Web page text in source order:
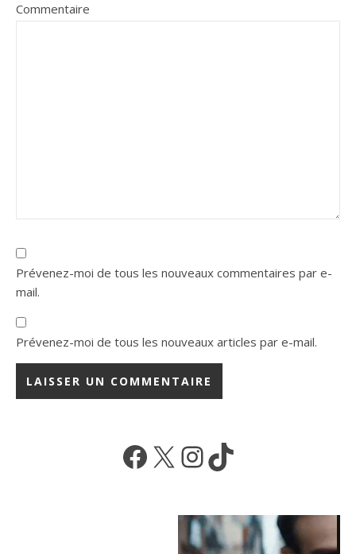
Commentaire
Prévenez-moi de tous les nouveaux commentaires par e-
mail.
Prévenez-moi de tous les nouveaux articles par e-mail.
Facebook
X Instagram
TikTok